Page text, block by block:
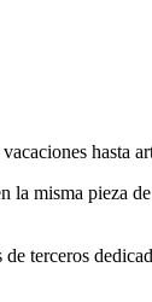
misma pieza
terceros